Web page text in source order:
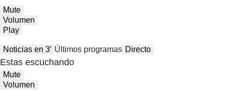
Mute
Volumen
Play
Noticias en 3′ Últimos programas Directo
Estas escuchando
Mute
Volumen